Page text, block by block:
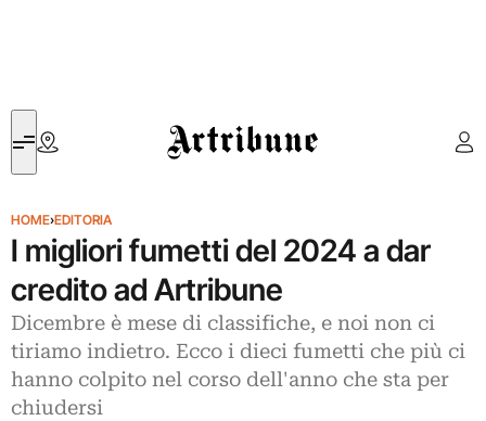
Artribune
HOME›EDITORIA
I migliori fumetti del 2024 a dar
credito ad Artribune
Dicembre è mese di classifiche, e noi non ci
tiriamo indietro. Ecco i dieci fumetti che più ci
hanno colpito nel corso dell'anno che sta per
chiudersi